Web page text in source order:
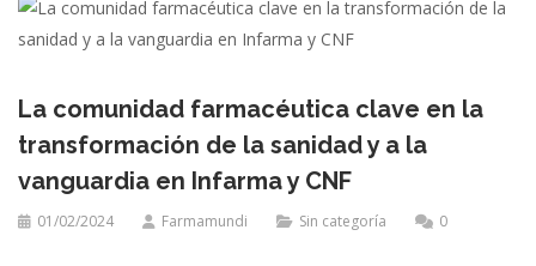
La comunidad farmacéutica clave en la
transformación de la sanidad y a la
vanguardia en Infarma y CNF
01/02/2024 Farmamundi Sin categoría 0